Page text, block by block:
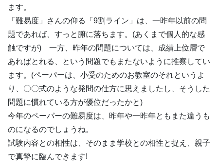
ます。
「難易度」さんの仰る「9割ライン」は、一昨年以前の問
題であれば、すっと腑に落ちます。(あくまで個人的な感
触ですが) 一方、昨年の問題については、成績上位層で
あればとれる、という問題でもまたないように推察してい
ます。(ペーパーは、小受のためのお教室のそれというよ
り、〇〇式のような発問の仕方に思えましたし、そうした
問題に慣れている方が優位だったかと)
今年のペーパーの難易度は、昨年や一昨年ともまた違うも
のになるのでしょうね。
試験内容との相性は、そのまま学校との相性と捉え、親子
で真摯に臨んできます!